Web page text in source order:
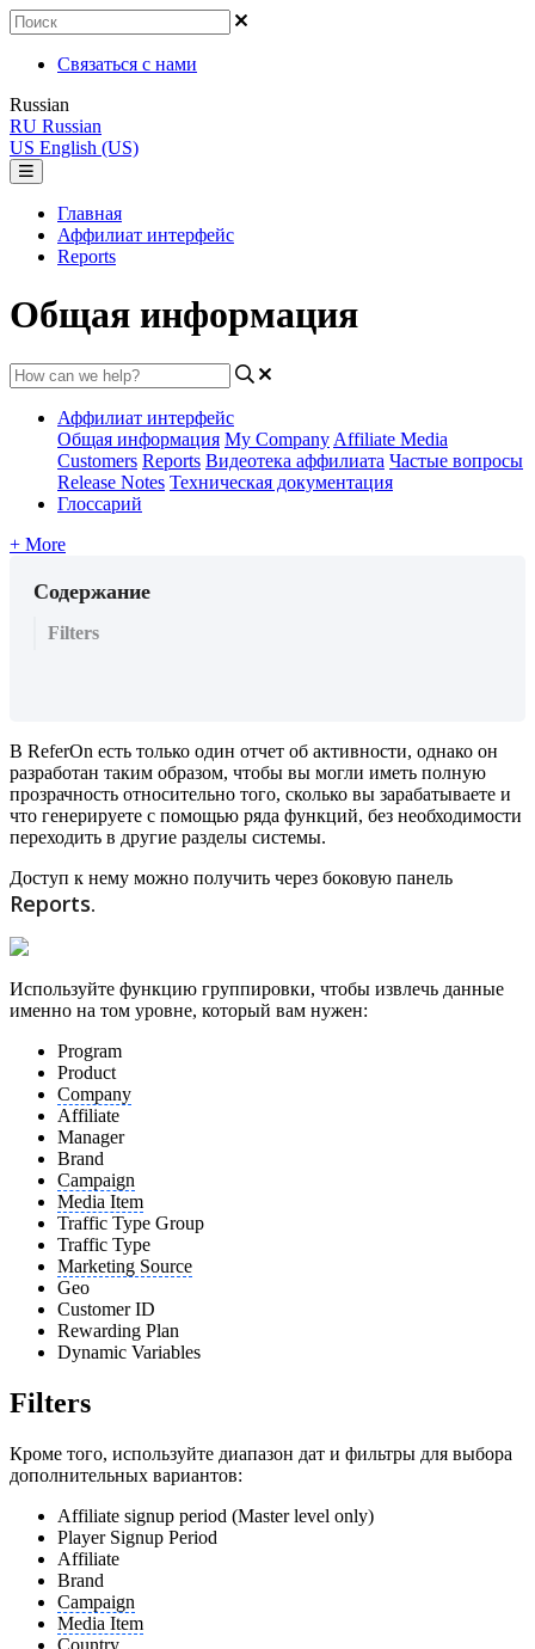
Связаться с нами
Russian
RU Russian
US English (US)
Главная
Аффилиат интерфейс
Reports
Общая информация
Аффилиат интерфейс
Общая информация My Company Affiliate Media
Customers Reports Видеотека аффилиата Частые вопросы
Release Notes Техническая документация
Глоссарий
+ More
Содержание
Filters
В ReferOn есть только один отчет об активности, однако он
разработан таким образом, чтобы вы могли иметь полную
прозрачность относительно того, сколько вы зарабатываете и
что генерируете с помощью ряда функций, без необходимости
переходить в другие разделы системы.
Доступ к нему можно получить через боковую панель
Reports.
Используйте функцию группировки, чтобы извлечь данные
именно на том уровне, который вам нужен:
Program
Product
Company
Affiliate
Manager
Brand
Campaign
Media Item
Traffic Type Group
Traffic Type
Marketing Source
Geo
Customer ID
Rewarding Plan
Dynamic Variables
Filters
Кроме того, используйте диапазон дат и фильтры для выбора
дополнительных вариантов:
Affiliate signup period (Master level only)
Player Signup Period
Affiliate
Brand
Campaign
Media Item
Country